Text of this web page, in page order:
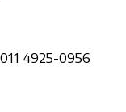
4925-0956